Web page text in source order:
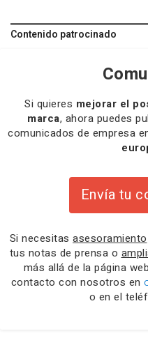
Contenido patrocinado
Si quieres mejorar el
marca, ahora puedes
comunicados de empresa
Envía tu
Si necesitas asesoramiento
tus notas de prensa o
más allá de la página
contacto con nosotros en
o en el